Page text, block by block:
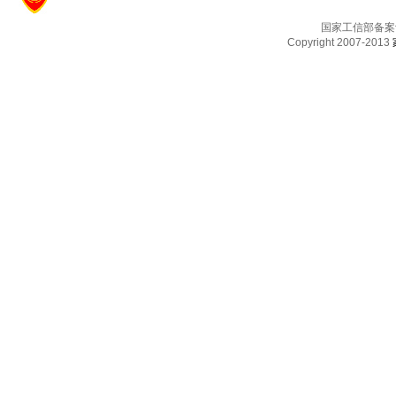
国家工信部备
Copyright 2007-2013